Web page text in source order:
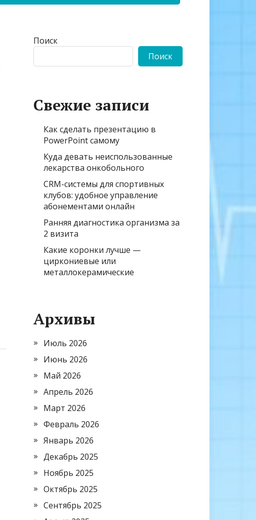
Поиск
Поиск
Свежие записи
Как сделать презентацию в
PowerPoint самому
Куда девать неиспользованные
лекарства онкобольного
CRM-системы для спортивных
клубов: удобное управление
абонементами онлайн
Ранняя диагностика организма за
2 визита
Какие коронки лучше —
циркониевые или
металлокерамические
Архивы
Июль 2026
Июнь 2026
Май 2026
Апрель 2026
Март 2026
Февраль 2026
Январь 2026
Декабрь 2025
Ноябрь 2025
Октябрь 2025
Сентябрь 2025